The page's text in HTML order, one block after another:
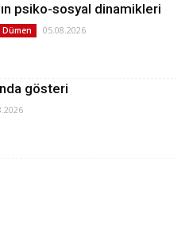
psiko-sosyal dinamikleri
05.08.2026
gösteri